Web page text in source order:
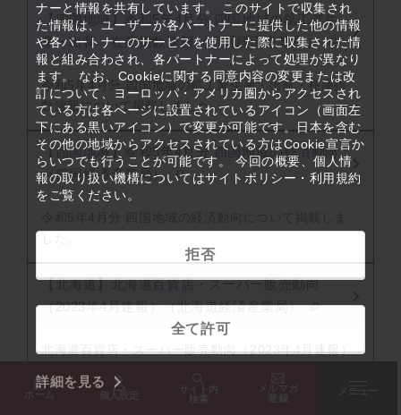
ナーと情報を共有しています。 このサイトで収集され
た情報は、ユーザーが各パートナーに提供した他の情報
や各パートナーのサービスを使用した際に収集された情
報と組み合わされ、各パートナーによって処理が異なり
ます。 なお、Cookieに関する同意内容の変更または改
訂について、ヨーロッパ・アメリカ圏からアクセスされ
ている方は各ページに設置されているアイコン（画面左
下にある黒いアイコン）で変更が可能です。日本を含む
その他の地域からアクセスされている方はCookie宣言か
らいつでも行うことが可能です。 今回の概要、個人情
報の取り扱い機構についてはサイトポリシー・利用規約
をご覧ください。
拒否
全て許可
詳細を見る
ホーム 個人設定
サイト内
検索
メルマガ
登録
【四国地域】令和5年4月分 四国地域の鉱工業生
産・出荷・在庫指数速報（四国経済産業局）
令和5年4月分 四国地域の鉱工業生産・出荷・在庫指
数速報について掲載しました。
【四国地域】令和5年4月分 四国地域の経済動向
（四国経済産業局）
【北海道】北海道百貨店・スーパー販売動向
（2023年4月速報）（北海道経済産業局）
北海道百貨店・スーパー販売動向（2023年4月速報）